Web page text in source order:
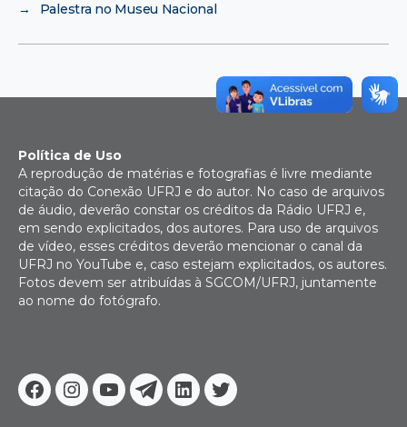
→
Palestra no Museu Nacional
Facebook
Instagram
YoutubeTelegram
Linkedin
Twitter
Política de Uso
A reprodução de matérias e fotografias é livre mediante
citação do Conexão UFRJ e do autor. No caso de arquivos
de áudio, deverão constar os créditos da Rádio UFRJ e,
em sendo explicitados, dos autores. Para uso de arquivos
de vídeo, esses créditos deverão mencionar o canal da
UFRJ no YouTube e, caso estejam explicitados, os autores.
Fotos devem ser atribuídas à SGCOM/UFRJ, juntamente
ao nome do fotógrafo.